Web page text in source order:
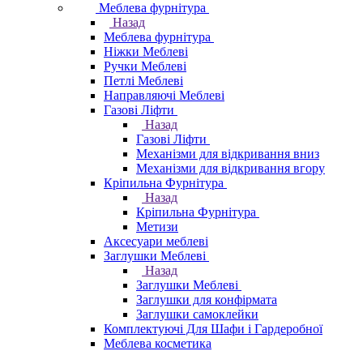
Меблева фурнітура
Назад
Меблева фурнітура
Ніжки Меблеві
Ручки Меблеві
Петлі Меблеві
Направляючі Меблеві
Газові Ліфти
Назад
Газові Ліфти
Механізми для відкривання вниз
Механізми для відкривання вгору
Кріпильна Фурнітура
Назад
Кріпильна Фурнітура
Метизи
Аксесуари меблеві
Заглушки Меблеві
Назад
Заглушки Меблеві
Заглушки для конфірмата
Заглушки самоклейки
Комплектуючі Для Шафи і Гардеробної
Меблева косметика